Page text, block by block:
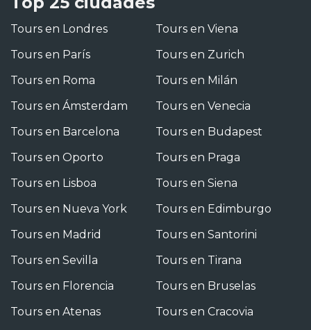
Tours en Londres
Tours en París
Tours en Roma
Tours en Ámsterdam
Tours en Barcelona
Tours en Oporto
Tours en Lisboa
Tours en Nueva York
Tours en Madrid
Tours en Sevilla
Tours en Florencia
Tours en Atenas
Tours en Viena
Tours en Zurich
Tours en Milán
Tours en Venecia
Tours en Budapest
Tours en Praga
Tours en Siena
Tours en Edimburgo
Tours en Santorini
Tours en Tirana
Tours en Bruselas
Tours en Cracovia